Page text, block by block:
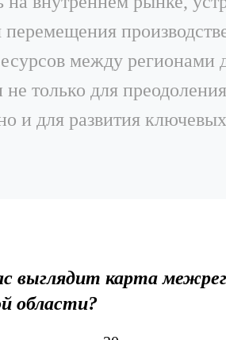
перемещения
между регионами
только для
и для развития
выглядит карта
области?